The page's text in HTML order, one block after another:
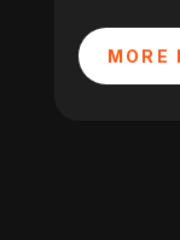
MORE